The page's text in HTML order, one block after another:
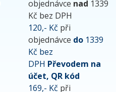
objednávce nad 1339
Kč bez DPH
120,- Kč při
objednávce do 1339
Kč bez
DPH Převodem na
účet, QR kód
169,- Kč při